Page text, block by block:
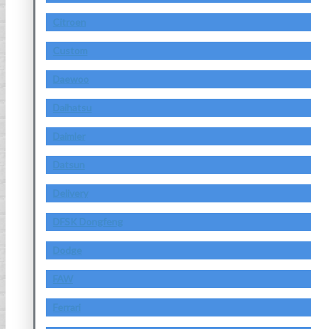
Citroen
Custom
Daewoo
Daihatsu
Daimler
Datsun
Delivery
DFSK Dongfeng
Dodge
FAW
Ferrari